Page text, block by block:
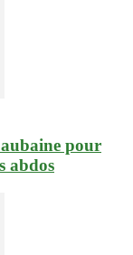
aubaine pour
abdos